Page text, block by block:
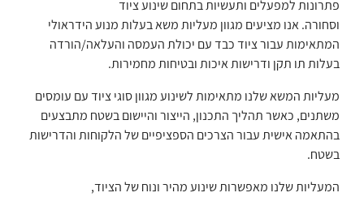
פתרונות למפעלים ותעשיות בתחום שינוע ציוד
וסחורה. אנו מציעים מגוון מעליות משא בעלות מנוע הידראולי
המתאימות עבור ציוד כבד עם יכולת העמסה והעלאה/הורדה
בעלות תו תקן ודרישות איכות ובטיחות מחמירות.
מעליות המשא שלנו מתאימות לשינוע מגוון סוגי ציוד עם עומסים
משתנים, כאשר תהליך התכנון, הייצור והיישום בשטח מתבצעים
בהתאמה אישית עבור הצרכים הספציפיים של הלקוחות והדרישות
בשטח.
המעליות שלנו מאפשרות שינוע מהיר ונוח של הציוד,